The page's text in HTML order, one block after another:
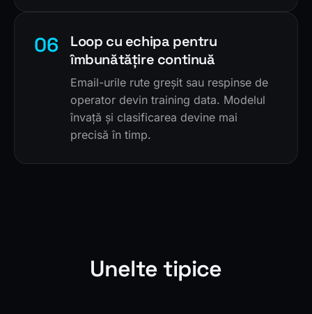
06
Loop cu echipa pentru
îmbunătățire continuă
Email-urile rute greșit sau respinse de
operator devin training data. Modelul
învață și clasificarea devine mai
precisă în timp.
Unelte tipice